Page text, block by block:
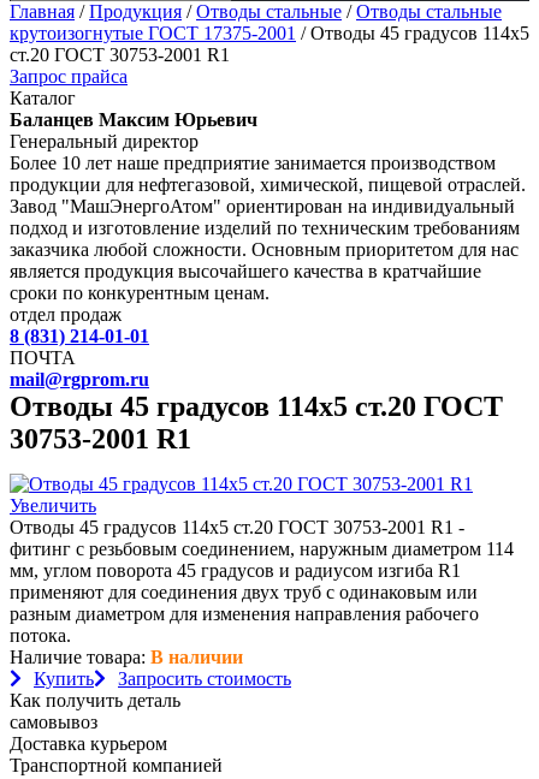
Главная /Продукция /Отводы стальные /Отводы стальные
крутоизогнутые ГОСТ 17375-2001 /Отводы 45 градусов 114х5
ст.20 ГОСТ 30753-2001 R1
Запрос прайса
Каталог
Баланцев Максим Юрьевич
Генеральный директор
Более 10 лет наше предприятие занимается производством
продукции для нефтегазовой, химической, пищевой отраслей.
Завод "МашЭнергоАтом" ориентирован на индивидуальный
подход и изготовление изделий по техническим требованиям
заказчика любой сложности. Основным приоритетом для нас
является продукция высочайшего качества в кратчайшие
сроки по конкурентным ценам.
отдел продаж
8 (831) 214-01-01
ПОЧТА
mail@rgprom.ru
Отводы 45 градусов 114х5 ст.20 ГОСТ
30753-2001 R1
Увеличить
Отводы 45 градусов 114х5 ст.20 ГОСТ 30753-2001 R1 -
фитинг с резьбовым соединением, наружным диаметром 114
мм, углом поворота 45 градусов и радиусом изгиба R1
применяют для соединения двух труб с одинаковым или
разным диаметром для изменения направления рабочего
потока.
Наличие товара: В наличии
Купить
Запросить стоимость
Как получить деталь
самовывоз
Доставка курьером
Транспортной компанией